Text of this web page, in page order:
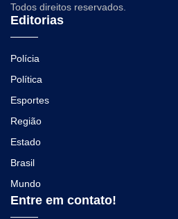
Todos direitos reservados.
Editorias
Polícia
Política
Esportes
Região
Estado
Brasil
Mundo
Entre em contato!